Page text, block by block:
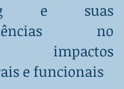
e suas
no
impactos
e funcionais